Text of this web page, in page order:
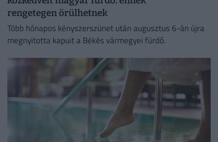
rengetegen örülhetnek
Több hónapos kényszerszünet után augusztus 6-án újra
megnyitotta kapuit a Békés vármegyei fürdő.